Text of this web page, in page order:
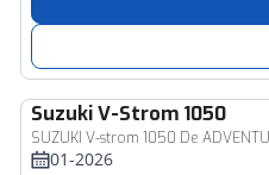
Suzuki V-Strom 1050
SUZUKI V-strom 1050 De
01-2026